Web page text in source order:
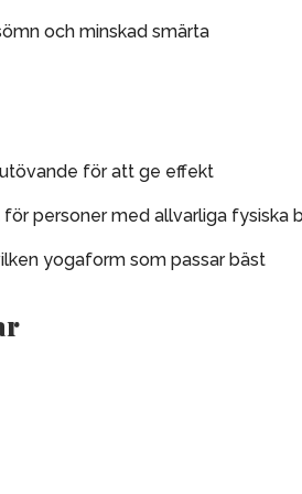
och minskad smärta
för att ge effekt
personer med allvarliga fysiska
yogaform som passar bäst